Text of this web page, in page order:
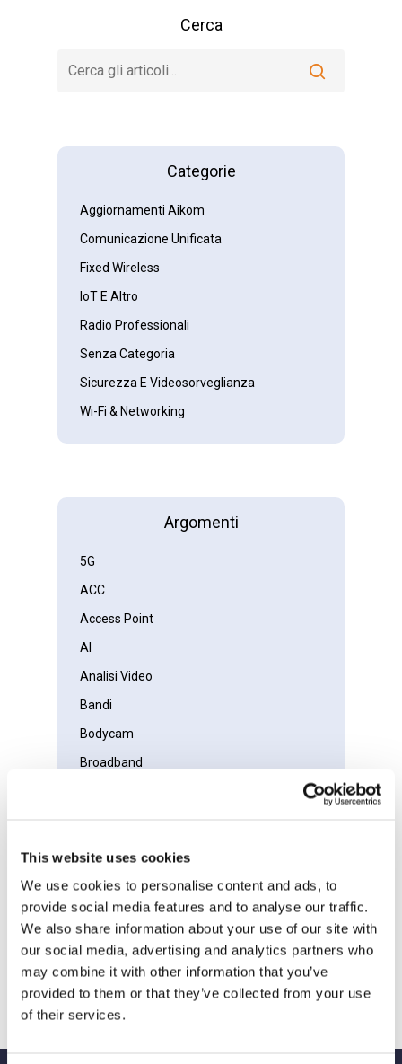
This website uses cookies
We use cookies to personalise content and ads, to
provide social media features and to analyse our traffic.
We also share information about your use of our site with
our social media, advertising and analytics partners who
may combine it with other information that you’ve
provided to them or that they’ve collected from your use
of their services.
Cerca
Categorie
Aggiornamenti Aikom
Comunicazione Unificata
Fixed Wireless
IoT E Altro
Radio Professionali
Senza Categoria
Sicurezza E Videosorveglianza
Wi-Fi & Networking
Argomenti
5G
ACC
Access Point
AI
Analisi Video
Bandi
Bodycam
Broadband
CnMatrix
CnPilot
Controllo Accessi
COVID-19
EPMP
Ethernet